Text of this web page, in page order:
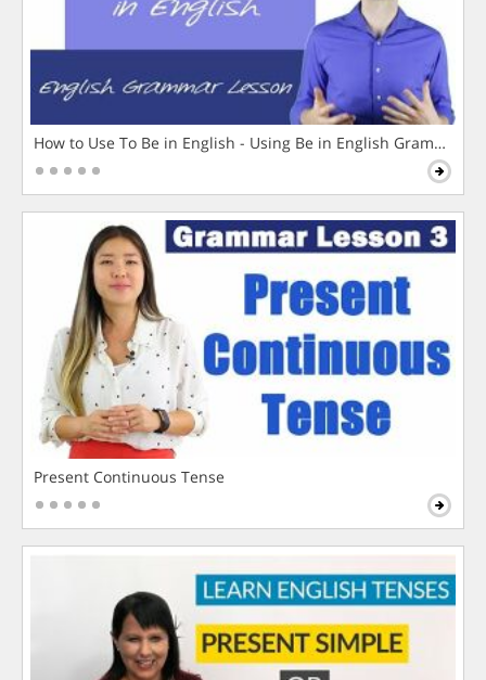
How to Use To Be in English - Using Be in English Grammar
Present Continuous Tense